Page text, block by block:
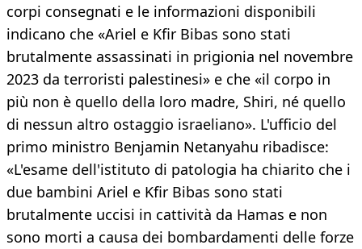
corpi consegnati e le informazioni disponibili
indicano che «Ariel e Kfir Bibas sono stati
brutalmente assassinati in prigionia nel novembre
2023 da terroristi palestinesi» e che «il corpo in
più non è quello della loro madre, Shiri, né quello
di nessun altro ostaggio israeliano». L'ufficio del
primo ministro Benjamin Netanyahu ribadisce:
«L'esame dell'istituto di patologia ha chiarito che i
due bambini Ariel e Kfir Bibas sono stati
brutalmente uccisi in cattività da Hamas e non
sono morti a causa dei bombardamenti delle forze